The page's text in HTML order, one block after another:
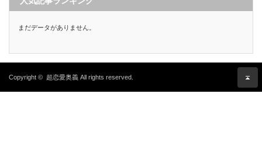
まだデータがありません。
Copyright © 超恋愛奥義 All rights reserved.